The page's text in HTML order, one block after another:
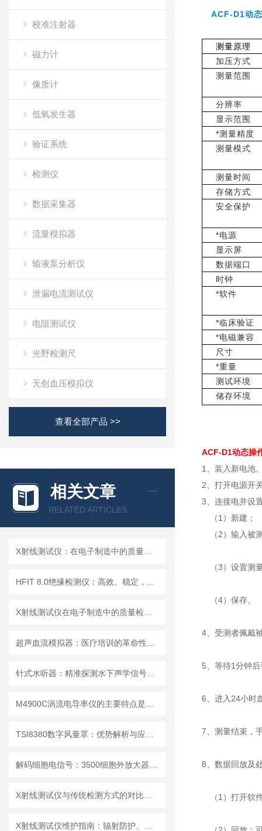
校准注射器
磁力计
像质计
低氧发生器
验证系统
检测仪
数据采集器
流量模拟器
输液泵分析仪
泄漏电流测试仪
电阻测试仪
光野检测尺
无创血压模拟仪
查看全部产品 >>
相关文章
RELATED ARTICLES
ACF-D1动
测量原理
加压方式
测量范围
分辨率
显示范围
*测量精度
测量模式
测量时间
存储方式
安全保护
*电源
显示屏
数据端口
时钟
*软件
*临床验证
*电磁兼容
尺寸
*重量
测试环境
储存环境
ACF-D1动态操
1、装入新电池
2、打开电源开
3、连接电并设
（1）新建；
（2）输入被
（3）设置测
（4）保存。
4、受测者佩戴
5、等待1分钟
6、进入24小时
7、测量结束，
8、数据回放及
（1）打开软